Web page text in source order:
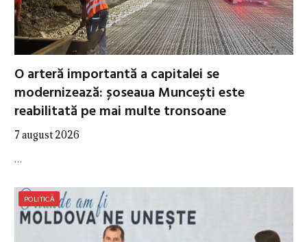
O arteră importantă a capitalei se
modernizează: șoseaua Muncești este
reabilitată pe mai multe tronsoane
7 august 2026
…
POLITICĂ